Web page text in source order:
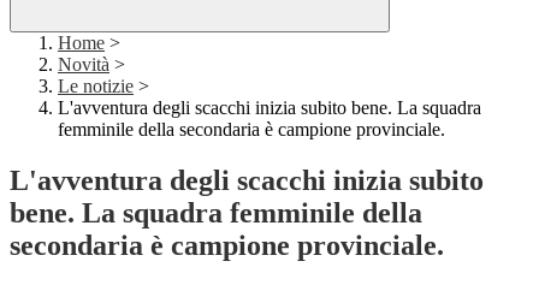
Home >
Novità >
Le notizie >
L'avventura degli scacchi inizia subito bene. La squadra
femminile della secondaria è campione provinciale.
L'avventura degli scacchi inizia subito
bene. La squadra femminile della
secondaria è campione provinciale.